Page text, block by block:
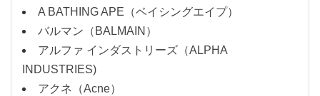
A BATHING APE（ベイシングエイプ）
バルマン（BALMAIN）
アルファ インダストリーズ（ALPHA
INDUSTRIES)
アクネ（Acne）